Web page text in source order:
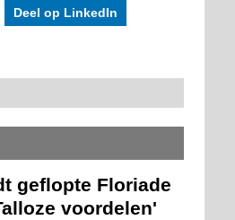
Deel op LinkedIn
geflopte Floriade
voordelen'